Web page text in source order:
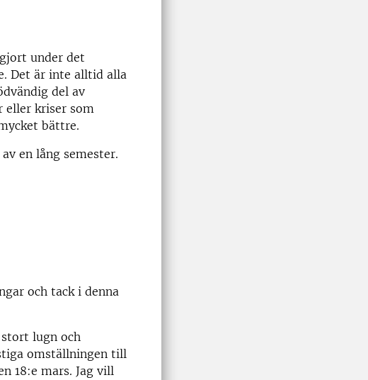
under det
Det är inte alltid alla
del av
eller kriser som
bättre.
en lång semester.
och tack i denna
lugn och
omställningen till
18:e mars. Jag vill